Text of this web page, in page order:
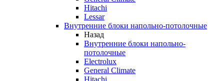
Hitachi
Lessar
Внутренние блоки напольно-потолочные
Назад
Внутренние блоки напольно-
потолочные
Electrolux
General Climate
Hitachi